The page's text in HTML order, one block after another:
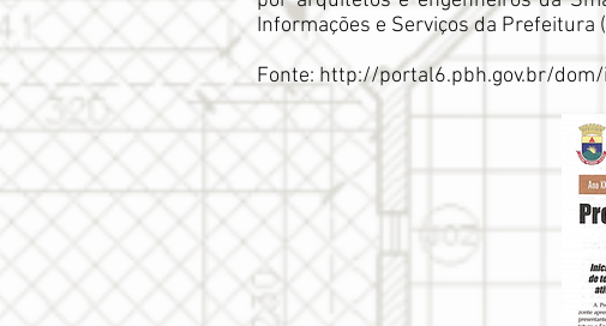
Informações e Serviços da Prefeitura
Fonte: http://portal6.pbh.gov.br/dom/